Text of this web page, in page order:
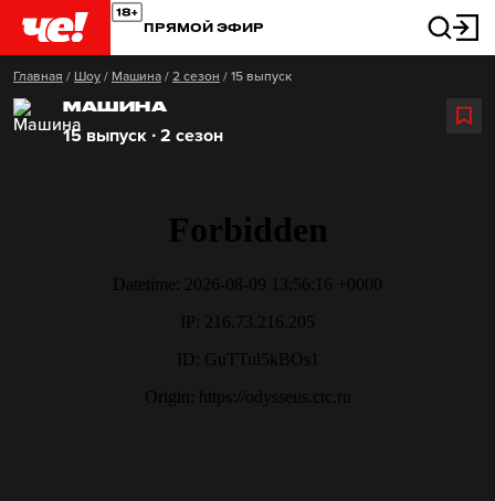
ПРЯМОЙ ЭФИР
Главная / Шоу / Машина / 2 сезон / 15 выпуск
МАШИНА
15 выпуск ∙ 2 сезон